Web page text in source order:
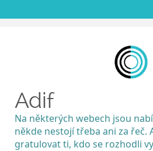
Adif
Na některých webech jsou
někde nestojí třeba ani za řeč.
gratulovat ti, kdo se rozhodli